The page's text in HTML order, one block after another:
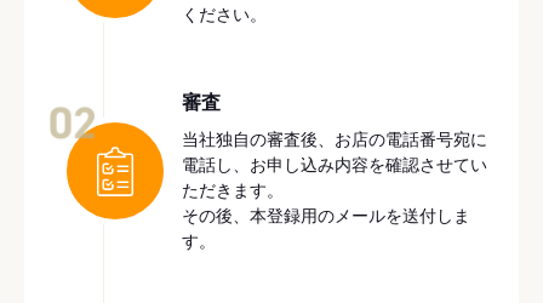
ください。
審査
当社独自の審査後、お店の電話番号宛に
電話し、お申し込み内容を確認させてい
ただきます。
その後、本登録用のメールを送付しま
す。